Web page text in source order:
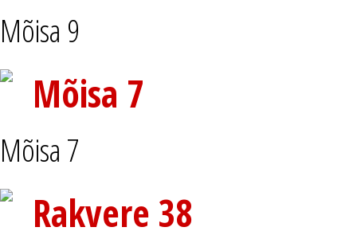
Mõisa 9
Mõisa 7
Mõisa 7
Rakvere 38